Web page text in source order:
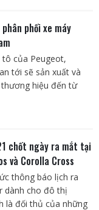
phối xe máy
tô của Peugeot,
tới sẽ sản xuất và
hiệu đến từ
chốt ngày ra mắt tại
và Corolla Cross
thông báo lịch ra
dành cho đô thị
là đối thủ của những